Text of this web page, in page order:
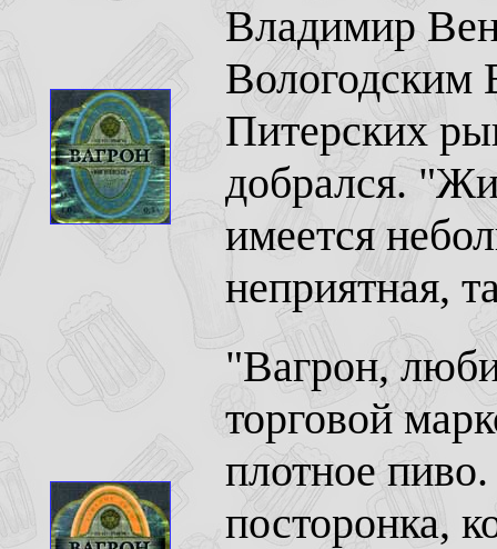
Владимир
Вологодским
Питерских
добрался.
имеется
неприятная,
"Вагрон,
торговой
плотное
посторонка,